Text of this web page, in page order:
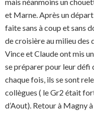
et Marne. Après un
faite sans à coup et sans
de croisière au milieu des
Vince et Claude ont mis
se préparer pour leur défi
chaque fois, ils se sont
collègues ( le Gr2 était
d’Aout). Retour à Magny